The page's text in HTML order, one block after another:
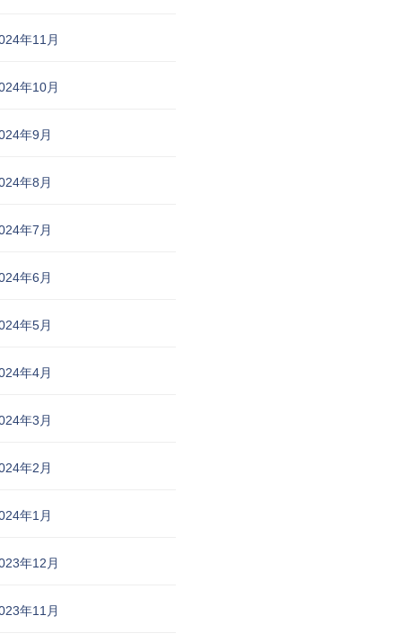
年11月
年10月
年9月
年8月
年7月
年6月
年5月
年4月
年3月
年2月
年1月
年12月
年11月